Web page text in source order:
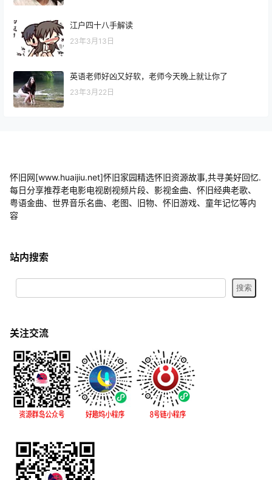
江户四十八手解读
23年3月13日
英语老师好凶又好软，老师今天晚上就让你了
23年3月22日
怀旧网[www.huaijiu.net]怀旧家园精选怀旧资源故事,共寻美好回忆.
每日分享推荐老电影电视剧视频片段、影视金曲、怀旧经典老歌、
粤语金曲、世界音乐名曲、老图、旧物、怀旧游戏、童年记忆等内
容
站内搜索
关注交流